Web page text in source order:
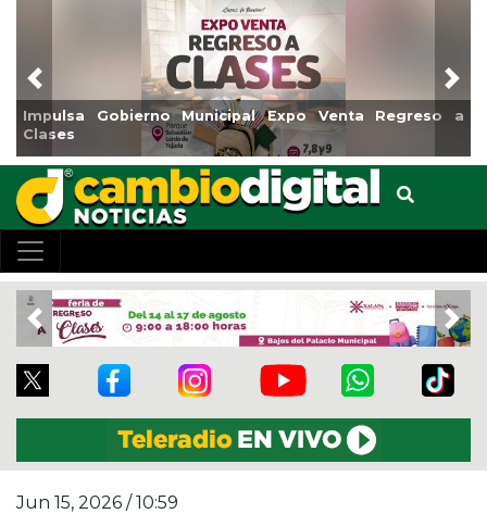
Gobierno Municipal Expo Venta Regreso a
Reabrirá
Previous
Previous
Jun 15, 2026 / 10:59